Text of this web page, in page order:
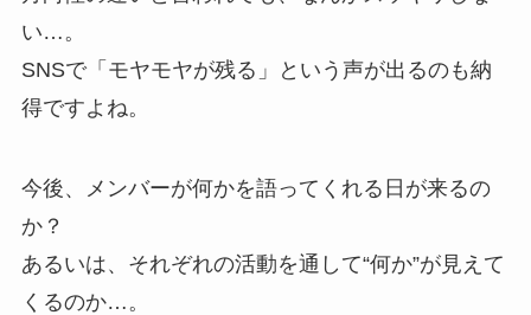
い…。
SNSで「モヤモヤが残る」という声が出るのも納
得ですよね。
今後、メンバーが何かを語ってくれる日が来るの
か？
あるいは、それぞれの活動を通して“何か”が見えて
くるのか…。